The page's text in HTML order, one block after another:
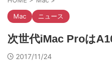
Mac ニュース
次世代iMac Proは
2017/11/24